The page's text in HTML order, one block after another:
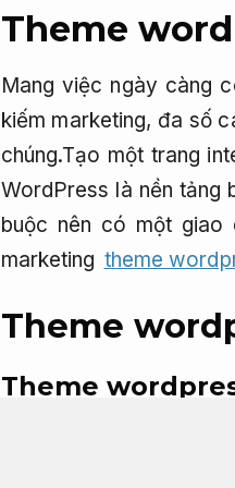
Theme
Mang việc ngày càng
kiếm marketing, đa số
chúng.Tạo một trang
WordPress là nền tảng
buộc nên có một giao
marketing theme
Theme
Theme